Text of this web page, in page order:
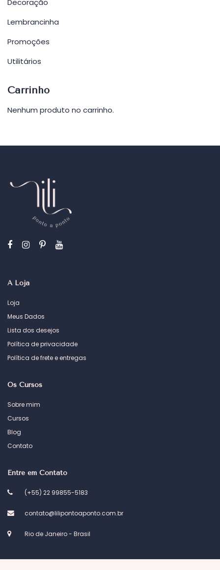
Lembrancinha
Promoções
Utilitários
Carrinho
Nenhum produto no carrinho.
A Loja
Loja
Meus Dados
Lista dos desejos
Política de privacidade
Política de frete e entregas
Os Cursos
Sobre mim
Cursos
Blog
Contato
Entre em Contato
(+55) 22 99855-5183
contato@lilipontoaponto.com.br
Rio de Janeiro - Brasil